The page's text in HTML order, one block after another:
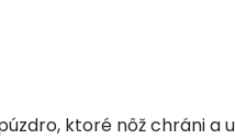
ktoré nôž chráni a